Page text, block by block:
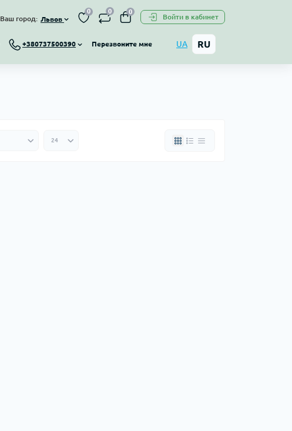
Ваш город: Львов
0 0 0
Войти в кабинет
+380737500390 Перезвоните мне UA RU